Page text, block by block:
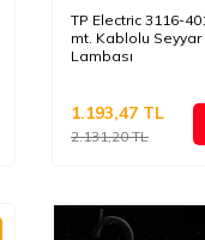
TP Electric 3116-
mt. Kablolu Seyyar
Lambası
2.131,20TL
1.193,47 TL